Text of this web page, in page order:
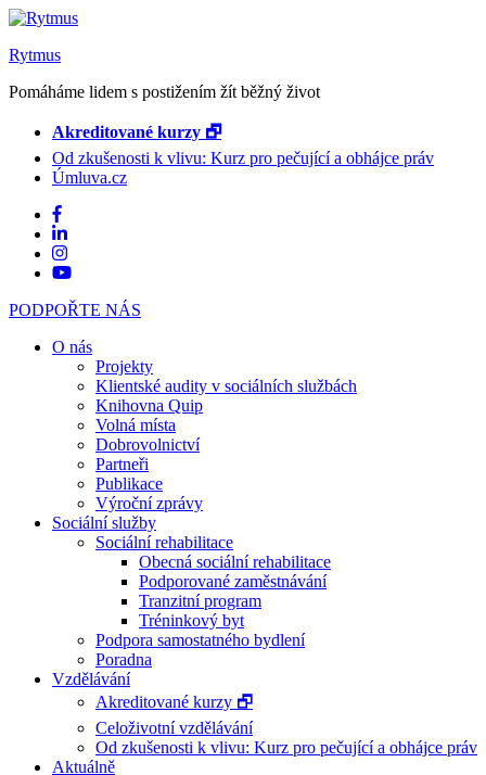
Rytmus
Pomáháme lidem s postižením žít běžný život
Akreditované kurzy 🗗
Od zkušenosti k vlivu: Kurz pro pečující a obhájce práv
Úmluva.cz
PODPOŘTE NÁS
O nás
Projekty
Klientské audity v sociálních službách
Knihovna Quip
Volná místa
Dobrovolnictví
Partneři
Publikace
Výroční zprávy
Sociální služby
Sociální rehabilitace
Obecná sociální rehabilitace
Podporované zaměstnávání
Tranzitní program
Tréninkový byt
Podpora samostatného bydlení
Poradna
Vzdělávání
Akreditované kurzy 🗗
Celoživotní vzdělávání
Od zkušenosti k vlivu: Kurz pro pečující a obhájce práv
Aktuálně